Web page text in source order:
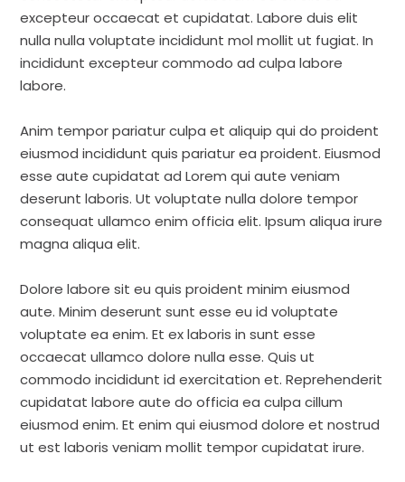
excepteur occaecat et cupidatat. Labore duis elit
nulla nulla voluptate incididunt mol mollit ut fugiat. In
incididunt excepteur commodo ad culpa labore
labore.
Anim tempor pariatur culpa et aliquip qui do proident
eiusmod incididunt quis pariatur ea proident. Eiusmod
esse aute cupidatat ad Lorem qui aute veniam
deserunt laboris. Ut voluptate nulla dolore tempor
consequat ullamco enim officia elit. Ipsum aliqua irure
magna aliqua elit.
Dolore labore sit eu quis proident minim eiusmod
aute. Minim deserunt sunt esse eu id voluptate
voluptate ea enim. Et ex laboris in sunt esse
occaecat ullamco dolore nulla esse. Quis ut
commodo incididunt id exercitation et. Reprehenderit
cupidatat labore aute do officia ea culpa cillum
eiusmod enim. Et enim qui eiusmod dolore et nostrud
ut est laboris veniam mollit tempor cupidatat irure.